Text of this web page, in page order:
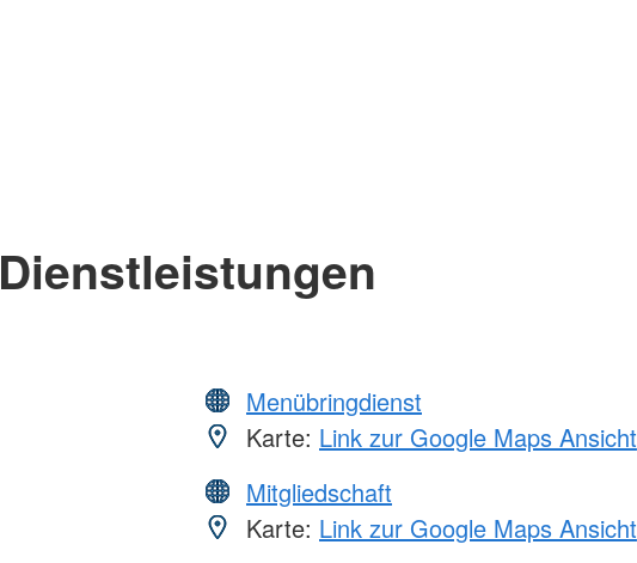
Dienstleistungen
Menübringdienst
Karte: Link zur Google Maps Ansicht
Mitgliedschaft
Karte: Link zur Google Maps Ansicht